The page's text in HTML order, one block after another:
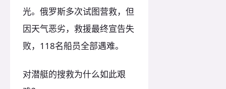
光。俄罗斯多次试图营救，但
因天气恶劣，救援最终宣告失
败，118名船员全部遇难。
对潜艇的搜救为什么如此艰